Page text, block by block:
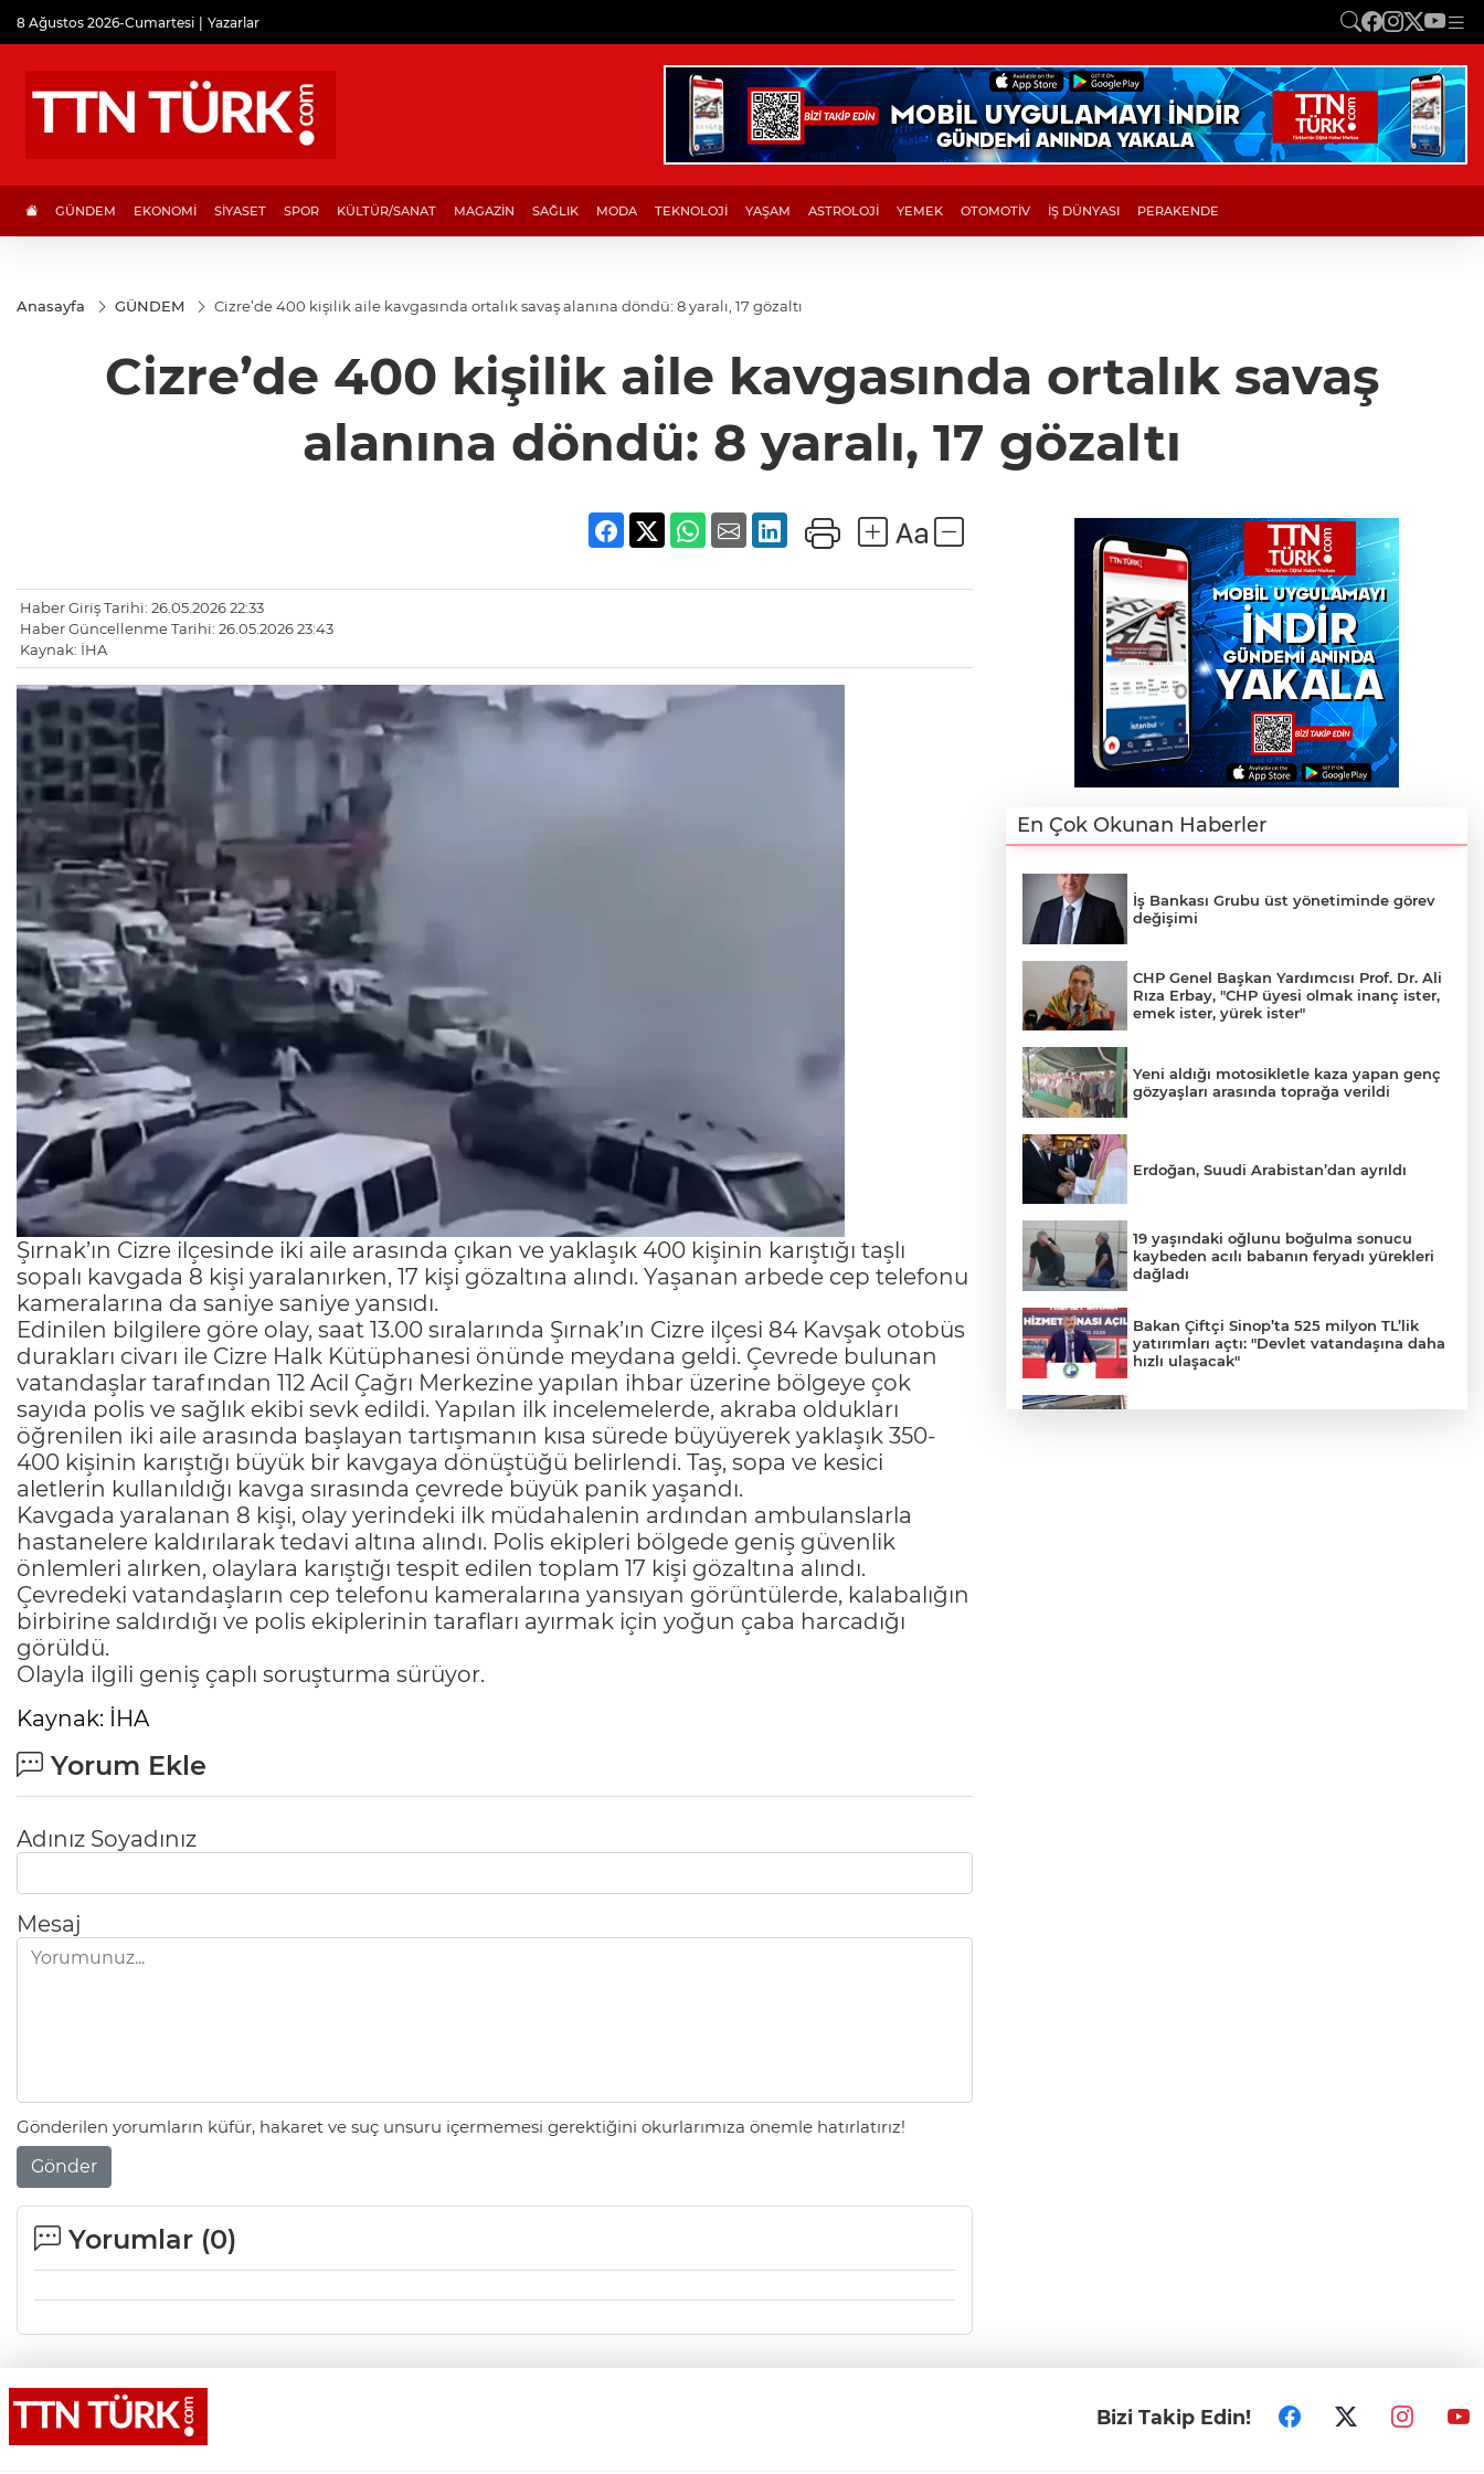
8 Ağustos 2026-Cumartesi Yazarlar
GÜNDEM EKONOMİ SİYASET SPOR KÜLTÜR/SANAT MAGAZİN SAĞLIK MODA TEKNOLOJİ YAŞAM ASTROLOJİ YEMEK OTOMOTİV İŞ DÜNYASI PERAKENDE
Anasayfa GÜNDEM Cizre’de 400 kişilik aile kavgasında ortalık savaş alanına döndü: 8 yaralı, 17 gözaltı
Cizre’de 400 kişilik aile kavgasında ortalık savaş
alanına döndü: 8 yaralı, 17 gözaltı
Haber Giriş Tarihi: 26.05.2026 22:33
Haber Güncellenme Tarihi: 26.05.2026 23:43
Kaynak: İHA
Şırnak’ın Cizre ilçesinde iki aile arasında çıkan ve yaklaşık 400 kişinin karıştığı taşlı
sopalı kavgada 8 kişi yaralanırken, 17 kişi gözaltına alındı. Yaşanan arbede cep telefonu
kameralarına da saniye saniye yansıdı.
Edinilen bilgilere göre olay, saat 13.00 sıralarında Şırnak’ın Cizre ilçesi 84 Kavşak otobüs
durakları civarı ile Cizre Halk Kütüphanesi önünde meydana geldi. Çevrede bulunan
vatandaşlar tarafından 112 Acil Çağrı Merkezine yapılan ihbar üzerine bölgeye çok
sayıda polis ve sağlık ekibi sevk edildi. Yapılan ilk incelemelerde, akraba oldukları
öğrenilen iki aile arasında başlayan tartışmanın kısa sürede büyüyerek yaklaşık 350-
400 kişinin karıştığı büyük bir kavgaya dönüştüğü belirlendi. Taş, sopa ve kesici
aletlerin kullanıldığı kavga sırasında çevrede büyük panik yaşandı.
Kavgada yaralanan 8 kişi, olay yerindeki ilk müdahalenin ardından ambulanslarla
hastanelere kaldırılarak tedavi altına alındı. Polis ekipleri bölgede geniş güvenlik
önlemleri alırken, olaylara karıştığı tespit edilen toplam 17 kişi gözaltına alındı.
Çevredeki vatandaşların cep telefonu kameralarına yansıyan görüntülerde, kalabalığın
birbirine saldırdığı ve polis ekiplerinin tarafları ayırmak için yoğun çaba harcadığı
görüldü.
Olayla ilgili geniş çaplı soruşturma sürüyor.
Kaynak: İHA
Yorum Ekle
Adınız Soyadınız
Mesaj
Gönderilen yorumların küfür, hakaret ve suç unsuru içermemesi gerektiğini okurlarımıza önemle hatırlatırız!
Gönder
Yorumlar (0)
En Çok Okunan Haberler
İş Bankası Grubu üst yönetiminde görev
değişimi
CHP Genel Başkan Yardımcısı Prof. Dr. Ali
Rıza Erbay, "CHP üyesi olmak inanç ister,
emek ister, yürek ister"
Yeni aldığı motosikletle kaza yapan genç
gözyaşları arasında toprağa verildi
Erdoğan, Suudi Arabistan’dan ayrıldı
19 yaşındaki oğlunu boğulma sonucu
kaybeden acılı babanın feryadı yürekleri
dağladı
Bakan Çiftçi Sinop’ta 525 milyon TL’lik
yatırımları açtı: "Devlet vatandaşına daha
hızlı ulaşacak"
Bizi Takip Edin!